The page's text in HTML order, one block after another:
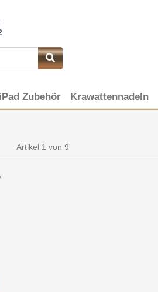
Zubehör Krawattennadeln
Artikel 1 von 9